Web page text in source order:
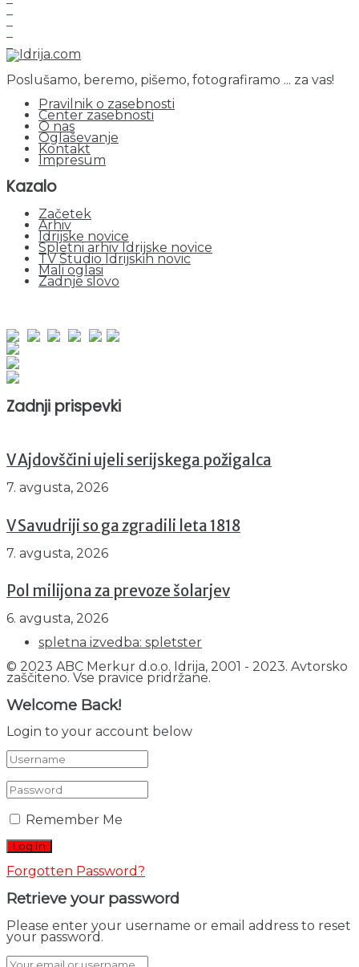
Poslušamo, beremo, pišemo, fotografiramo ... za vas!
Pravilnik o zasebnosti
Center zasebnosti
O nas
Oglaševanje
Kontakt
Impresum
Kazalo
Začetek
Arhiv
Idrijske novice
Spletni arhiv Idrijske novice
TV Studio Idrijskih novic
Mali oglasi
Zadnje slovo
Zadnji prispevki
V Ajdovščini ujeli serijskega požigalca
7. avgusta, 2026
V Savudriji so ga zgradili leta 1818
7. avgusta, 2026
Pol milijona za prevoze šolarjev
6. avgusta, 2026
spletna izvedba: spletster
© 2023 ABC Merkur d.o.o. Idrija, 2001 - 2023. Avtorsko
zaščiteno. Vse pravice pridržane.
Welcome Back!
Login to your account below
Remember Me
Forgotten Password?
Retrieve your password
Please enter your username or email address to reset
your password.